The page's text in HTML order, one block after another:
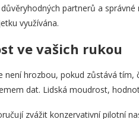
partnerů a
využívána.
ve vašich rukou
není hrozbou, pokud zůstává
dat. Lidská moudrost,
zvážit konzervativní pilotní